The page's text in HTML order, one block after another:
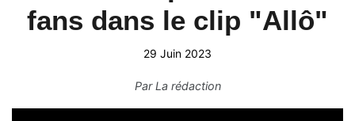
fans dans le clip "Allô"
29 Juin 2023
ParLa rédaction